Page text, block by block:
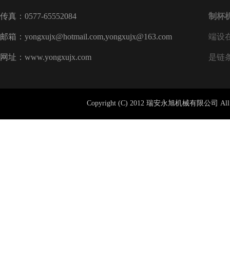
传真：0577-65552084
邮箱：yongxujx@hotmail.com,yongxujx@163.com
网址：www.yongxujx.com
制杯
端设
是链
Copyright (C) 2012 瑞安永旭机械有限公司 All